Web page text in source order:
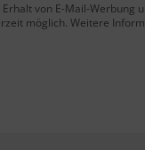
von E-Mail-Werbung
möglich. Weitere